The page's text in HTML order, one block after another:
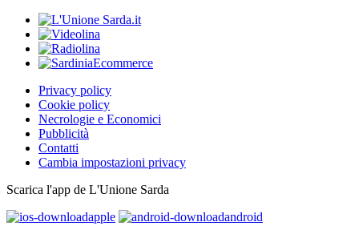
Privacy policy
Cookie policy
Necrologie e Economici
Pubblicità
Contatti
Cambia impostazioni privacy
Scarica l'app de L'Unione Sarda
apple
android